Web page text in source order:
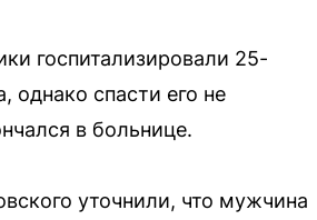
госпитализировали 25-
однако спасти его не
в больнице.
уточнили, что мужчина